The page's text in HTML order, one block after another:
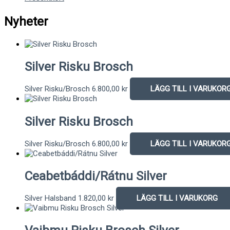
Nyheter
Silver Risku Brosch
Silver Risku/Brosch 6.800,00 kr LÄGG TILL I
Silver Risku Brosch
Silver Risku/Brosch 6.800,00 kr LÄGG TILL I
Ceabetbáddi/Rátnu Silver
Silver Halsband 1.820,00 kr LÄGG TILL I VARUKORG